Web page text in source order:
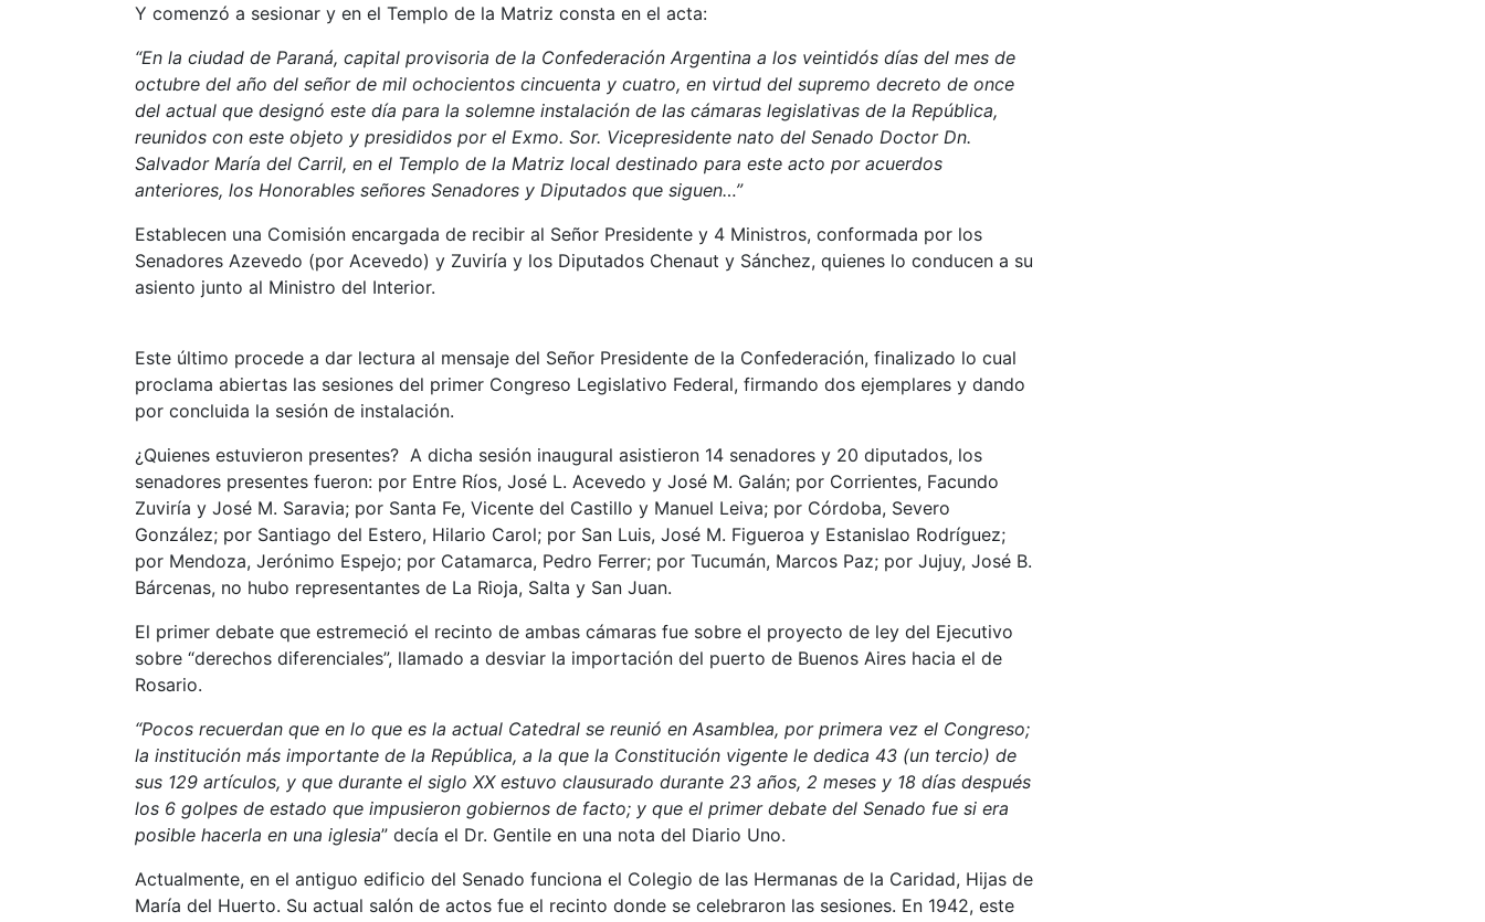
Y comenzó a sesionar y en el Templo de la Matriz consta en el acta:
“En la ciudad de Paraná, capital provisoria de la Confederación Argentina a los veintidós días del mes de
octubre del año del señor de mil ochocientos cincuenta y cuatro, en virtud del supremo decreto de once
del actual que designó este día para la solemne instalación de las cámaras legislativas de la República,
reunidos con este objeto y presididos por el Exmo. Sor. Vicepresidente nato del Senado Doctor Dn.
Salvador María del Carril, en el Templo de la Matriz local destinado para este acto por acuerdos
anteriores, los Honorables señores Senadores y Diputados que siguen…”
Establecen una Comisión encargada de recibir al Señor Presidente y 4 Ministros, conformada por los
Senadores Azevedo (por Acevedo) y Zuviría y los Diputados Chenaut y Sánchez, quienes lo conducen a su
asiento junto al Ministro del Interior.
Este último procede a dar lectura al mensaje del Señor Presidente de la Confederación, finalizado lo cual
proclama abiertas las sesiones del primer Congreso Legislativo Federal, firmando dos ejemplares y dando
por concluida la sesión de instalación.
¿Quienes estuvieron presentes? A dicha sesión inaugural asistieron 14 senadores y 20 diputados, los
senadores presentes fueron: por Entre Ríos, José L. Acevedo y José M. Galán; por Corrientes, Facundo
Zuviría y José M. Saravia; por Santa Fe, Vicente del Castillo y Manuel Leiva; por Córdoba, Severo
González; por Santiago del Estero, Hilario Carol; por San Luis, José M. Figueroa y Estanislao Rodríguez;
por Mendoza, Jerónimo Espejo; por Catamarca, Pedro Ferrer; por Tucumán, Marcos Paz; por Jujuy, José B.
Bárcenas, no hubo representantes de La Rioja, Salta y San Juan.
El primer debate que estremeció el recinto de ambas cámaras fue sobre el proyecto de ley del Ejecutivo
sobre “derechos diferenciales”, llamado a desviar la importación del puerto de Buenos Aires hacia el de
Rosario.
“Pocos recuerdan que en lo que es la actual Catedral se reunió en Asamblea, por primera vez el Congreso;
la institución más importante de la República, a la que la Constitución vigente le dedica 43 (un tercio) de
sus 129 artículos, y que durante el siglo XX estuvo clausurado durante 23 años, 2 meses y 18 días después
los 6 golpes de estado que impusieron gobiernos de facto; y que el primer debate del Senado fue si era
posible hacerla en una iglesia” decía el Dr. Gentile en una nota del Diario Uno.
Actualmente, en el antiguo edificio del Senado funciona el Colegio de las Hermanas de la Caridad, Hijas de
María del Huerto. Su actual salón de actos fue el recinto donde se celebraron las sesiones. En 1942, este